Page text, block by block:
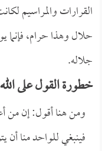
القرارات والمراسيم
حلال وهذا حرام،
جلاله.
خطورة القول على
ومن هنا أقول: إن من
فينبغي للواحد منا أن